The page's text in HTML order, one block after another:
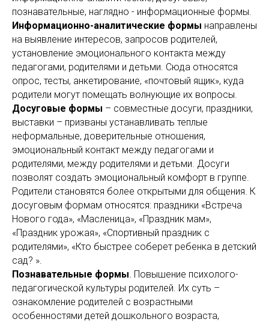
познавательные, наглядно - информационные формы.
Информационно-аналитические формы направлены
на выявление интересов, запросов родителей,
установление эмоционального контакта между
педагогами, родителями и детьми. Сюда относятся
опрос, тесты, анкетирование, «почтовый ящик», куда
родители могут помещать волнующие их вопросы.
Досуговые формы – совместные досуги, праздники,
выставки – призваны устанавливать теплые
неформальные, доверительные отношения,
эмоциональный контакт между педагогами и
родителями, между родителями и детьми. Досуги
позволят создать эмоциональный комфорт в группе.
Родители становятся более открытыми для общения. К
досуговым формам относятся: праздники «Встреча
Нового года», «Масленица», «Праздник мам»,
«Праздник урожая», «Спортивный праздник с
родителями», «Кто быстрее соберет ребенка в детский
сад? ».
Познавательные формы. Повышение психолого-
педагогической культуры родителей. Их суть –
ознакомление родителей с возрастными
особенностями детей дошкольного возраста,